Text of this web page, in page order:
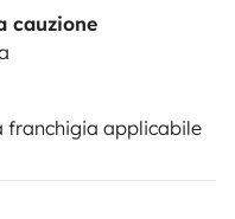
cauzione
franchigia applicabile